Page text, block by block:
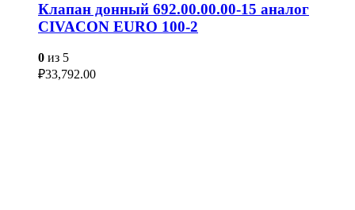
Клапан донный 692.00.00.00-15 аналог
CIVACON EURO 100-2
0 из 5
₽33,792.00